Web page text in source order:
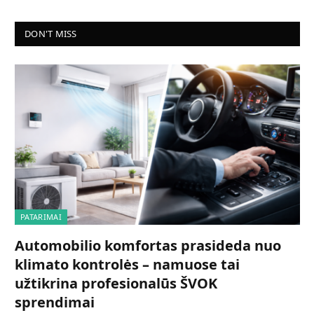
DON'T MISS
PATARIMAI
Automobilio komfortas prasideda nuo
klimato kontrolės – namuose tai
užtikrina profesionalūs ŠVOK
sprendimai